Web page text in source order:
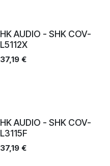
HK AUDIO - SHK COV-
L5112X
37,19€
HK AUDIO - SHK COV-
L3115F
37,19€